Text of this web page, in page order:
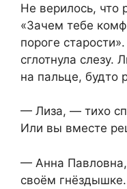
Не верилось, что
«Зачем тебе
пороге
сглотнула слезу.
на пальце, будто
— Лиза, — тихо
Или вы вместе
— Анна
своём